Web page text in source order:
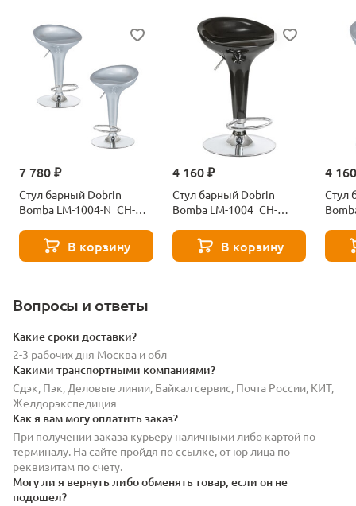
7 780 ₽
Стул барный Dobrin
Bomba LM-1004-N_CH-
В корзину
4 160 ₽
Стул барный Dobrin
Bomba LM-1004_CH-
В корзину
4
Стул
Вопросы и ответы
Какие сроки доставки?
2-3 рабочих дня Москва и обл
Какими транспортными компаниями?
Сдэк, Пэк, Деловые линии, Байкал сервис, Почта России, КИТ,
Желдорэкспедиция
Как я вам могу оплатить заказ?
При получении заказа курьеру наличными либо картой по
терминалу. На сайте пройдя по ссылке, от юр лица по
реквизитам по счету.
Могу ли я вернуть либо обменять товар, если он не
подошел?